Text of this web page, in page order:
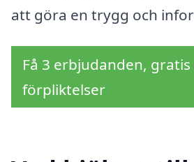
att göra en trygg och
Få 3 erbjudanden,
förpliktelser